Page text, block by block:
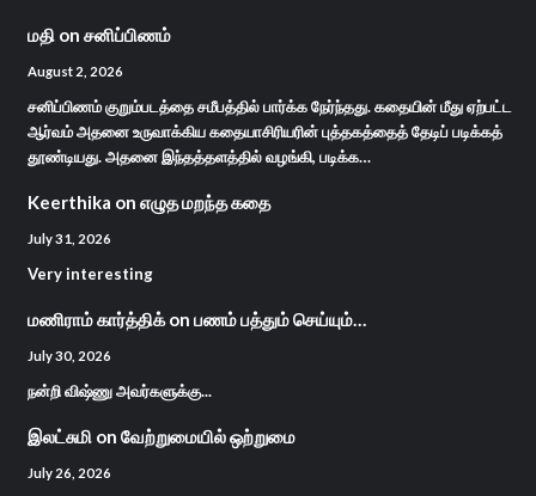
மதி on சனிப்பிணம்
August 2, 2026
சனிப்பிணம் குறும்படத்தை சமீபத்தில் பார்க்க நேர்ந்தது. கதையின் மீது ஏற்பட்ட
ஆர்வம் அதனை உருவாக்கிய கதையாசிரியரின் புத்தகத்தைத் தேடிப் படிக்கத்
தூண்டியது. அதனை இந்தத்தளத்தில் வழங்கி, படிக்க…
Keerthika on எழுத மறந்த கதை
July 31, 2026
Very interesting
மணிராம் கார்த்திக்on பணம் பத்தும் செய்யும்…
July 30, 2026
நன்றி விஷ்ணு அவர்களுக்கு...
இலட்சுமி on வேற்றுமையில் ஒற்றுமை
July 26, 2026